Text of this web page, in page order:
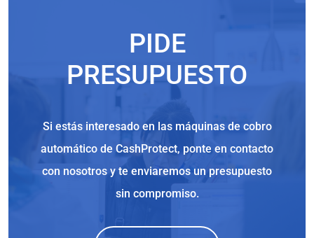
PIDE
PRESUPUESTO
Si estás interesado en las máquinas de cobro
automático de CashProtect, ponte en contacto
con nosotros y te enviaremos un presupuesto
sin compromiso.